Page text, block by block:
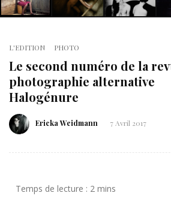
L'EDITION PHOTO
Le second numéro de la
photographie alternative
Halogénure
Ericka Weidmann 7 Avril 2017